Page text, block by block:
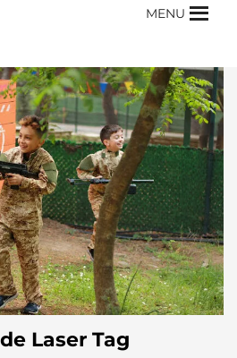
MENU
Laser Tag